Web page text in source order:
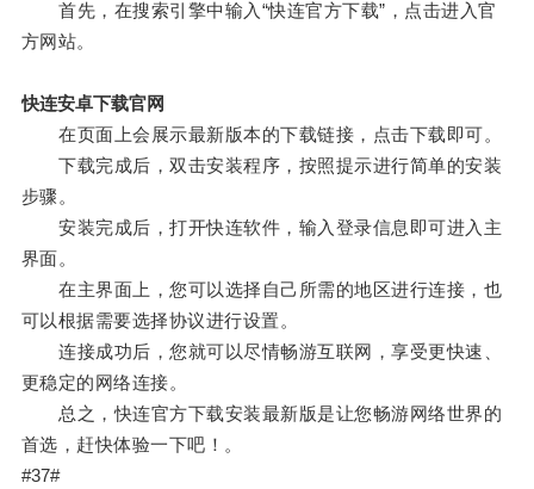
首先，在搜索引擎中输入“快连官方下载”，点击进入官
方网站。
快连安卓下载官网
在页面上会展示最新版本的下载链接，点击下载即可。
下载完成后，双击安装程序，按照提示进行简单的安装
步骤。
安装完成后，打开快连软件，输入登录信息即可进入主
界面。
在主界面上，您可以选择自己所需的地区进行连接，也
可以根据需要选择协议进行设置。
连接成功后，您就可以尽情畅游互联网，享受更快速、
更稳定的网络连接。
总之，快连官方下载安装最新版是让您畅游网络世界的
首选，赶快体验一下吧！。
#37#